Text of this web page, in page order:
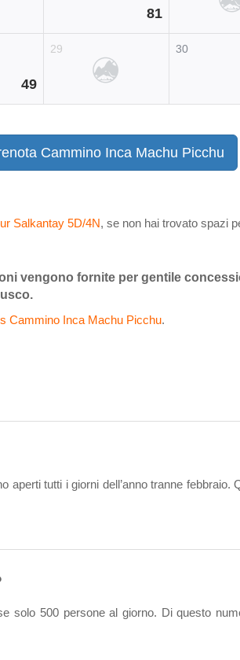
49
81
29 30
Cammino Inca Machu Picchu
Salkantay 5D/4N, se non hai trovato spazi
vengono fornite per gentile
Cammino Inca Machu Picchu.
tutti i giorni dell’anno tranne febbraio.
solo 500 persone al giorno. Di questo